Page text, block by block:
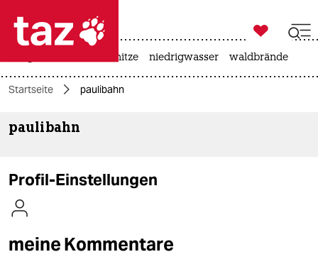
 taz zahl ich
taz zahl ich
themen
kultur

taz zahl ich
hitze niedrigwasser waldbrände
Startseite paulibahn
paulibahn
Profil-Einstellungen
meine Kommentare